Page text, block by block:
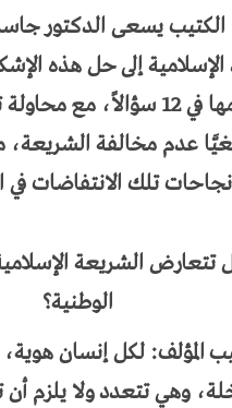
الكتيب يسعى الدكتور
الإسلامية إلى حل هذه
تقديمها في 12 سؤالاً، مع
عدم مخالفة
تلك الانتفاضات في
تتعارض الشريعة
الوطنية؟
المؤلف: لكل إنسان
وهي تتعدد ولا يلزم أن